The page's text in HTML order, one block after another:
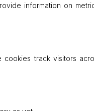
information on
track visitors